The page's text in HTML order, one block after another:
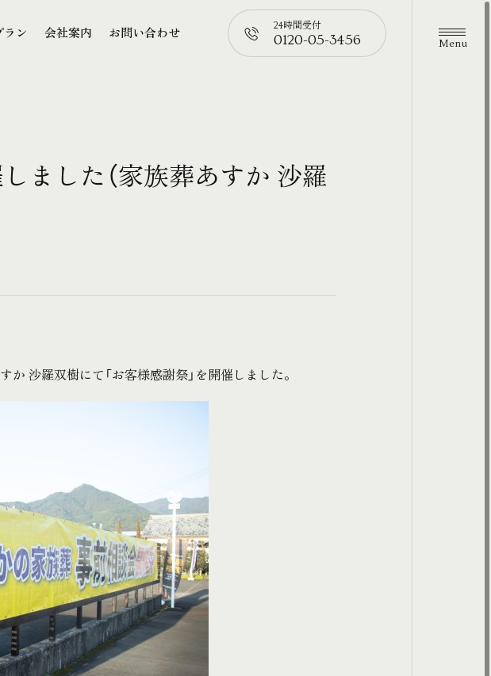
ラン
会社案内
お問い合わせ
📞
24時間受付
0120-05-3456 メニ
ました（家族葬あすか 沙羅
沙羅双樹にて「お客様感謝祭」を開催しました。